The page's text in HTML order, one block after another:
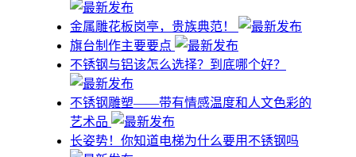
金属雕花板岗亭，贵族典范！
旗台制作主要要点
不锈钢与铝该怎么选择？到底哪个好？
不锈钢雕塑——带有情感温度和人文色彩的
艺术品
​长姿势！你知道电梯为什么要用不锈钢吗